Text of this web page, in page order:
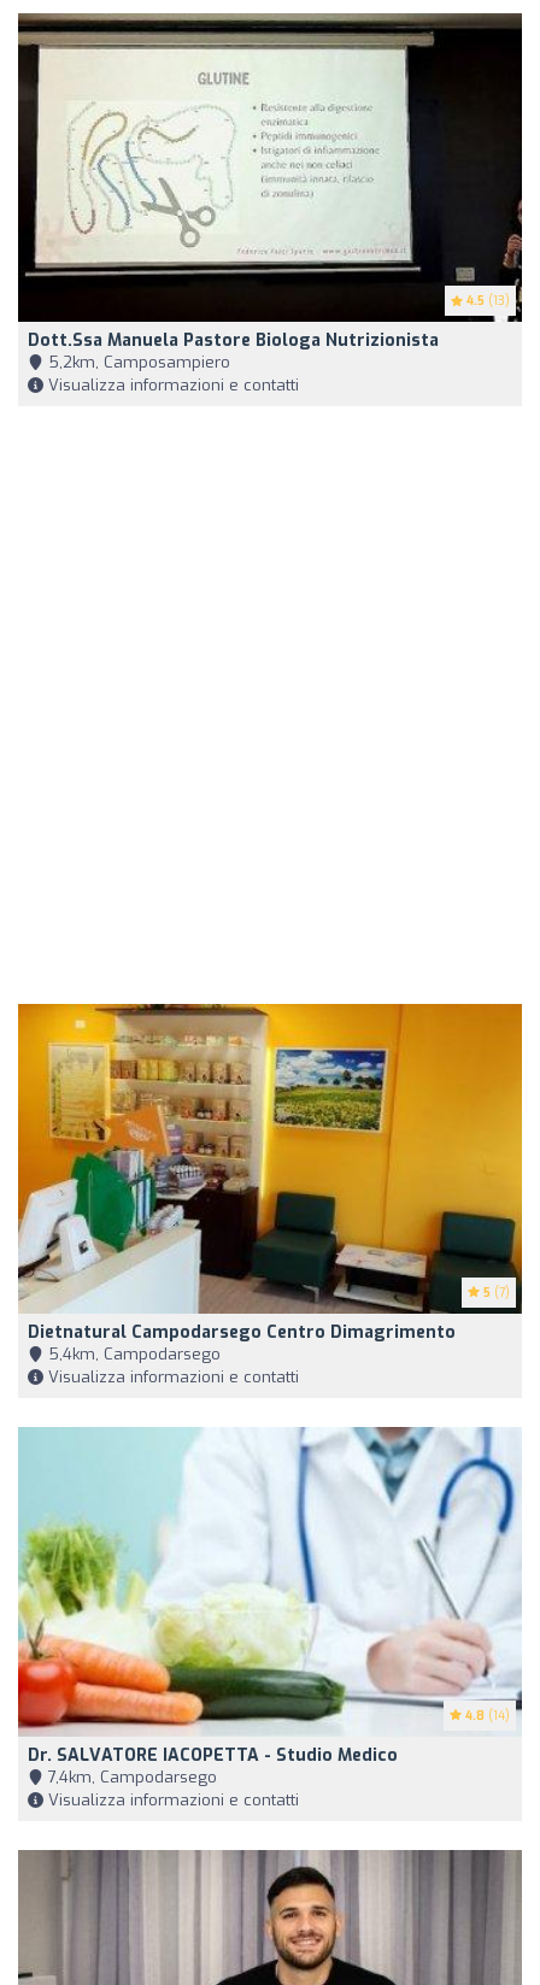
4.5 (13)
Dott.ssa Manuela Pastore Biologa Nutrizionista
5,2km, Camposampiero
Visualizza informazioni e contatti
5 (7)
Dietnatural Campodarsego Centro Dimagrimento
5,4km, Campodarsego
Visualizza informazioni e contatti
4.8 (14)
Dr. SALVATORE IACOPETTA - Studio Medico
7,4km, Campodarsego
Visualizza informazioni e contatti